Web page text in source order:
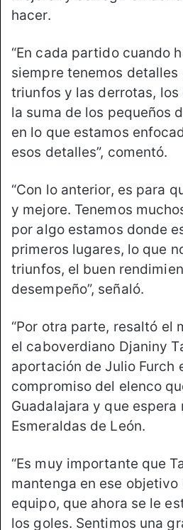
hacer.
“En cada partido cuando
siempre tenemos detalles
triunfos y las derrotas, los
la suma de los pequeños
en lo que estamos
esos detalles”, comentó.
“Con lo anterior, es para
y mejore. Tenemos
por algo estamos donde
primeros lugares, lo que
triunfos, el buen
desempeño”, señaló.
“Por otra parte, resaltó el
el caboverdiano Djaniny
aportación de Julio Furch
compromiso del elenco
Guadalajara y que espera
Esmeraldas de León.
“Es muy importante que
mantenga en ese
equipo, que ahora se le
los goles. Sentimos una